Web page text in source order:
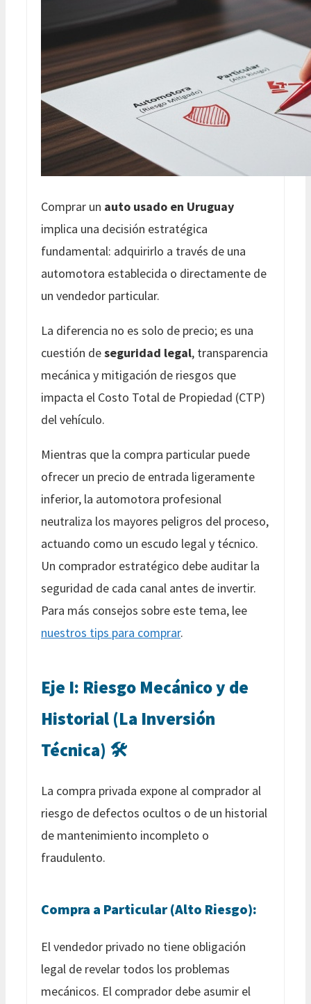
Comprar un auto usado en Uruguay
implica una decisión estratégica
fundamental: adquirirlo a través de una
automotora establecida o directamente de
un vendedor particular.
La diferencia no es solo de precio; es una
cuestión deseguridad legal, transparencia
mecánica y mitigación de riesgos que
impacta el Costo Total de Propiedad (CTP)
del vehículo.
Mientras que la compra particular puede
ofrecer un precio de entrada ligeramente
inferior, la automotora profesional
neutraliza los mayores peligros del proceso,
actuando como un escudo legal y técnico.
Un comprador estratégico debe auditar la
seguridad de cada canal antes de invertir.
Para más consejos sobre este tema, lee
nuestros tips para comprar.
Eje I: Riesgo Mecánico y de
Historial (La Inversión
Técnica) 🛠️
La compra privada expone al comprador al
riesgo de defectos ocultos o de un historial
de mantenimiento incompleto o
fraudulento.
Compra a Particular (Alto Riesgo):
El vendedor privado no tiene obligación
legal de revelar todos los problemas
mecánicos. El comprador debe asumir el